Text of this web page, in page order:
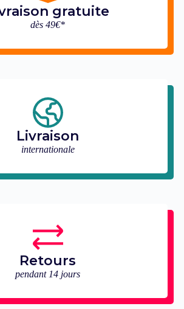
gratuite
dès 49€*
Livraison
internationale
Retours
pendant 14 jours